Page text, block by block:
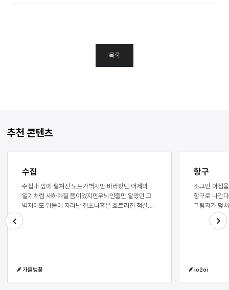
목록
추천 콘텐츠
수집
수집내 앞에 펼쳐진 노트가벽지만 바라봤던 어제의
일기처럼 새하얘질 쯤이었지민무늬인줄만 알았던 그
벽지에도 뒤뜰에 자라난 잡초나혹은 흐트러진 적갈색
자갈돌처럼 미학이 숨어있었고그걸 탐구하고 있었단
말야그렇지만 단어들은 텅 비어버렸던거야문득 나의
하늘색 선율과 함께 젖어가고 싶어서또다시 환복의
무게를 진다축적된 향기를 모조리 써버렸기에그 많던
가을벚꽃
항구
조그만 아침
항구로 나간
그림자가 덮
피해라고 소
장엄한 파도
io2oi